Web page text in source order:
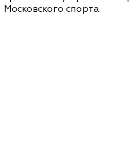
Московского спорта.